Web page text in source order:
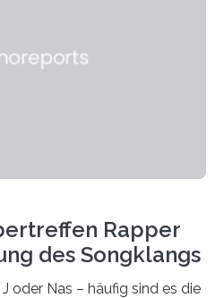
der
Rapper
des Songklangs
oder Nas – häufig sind es die